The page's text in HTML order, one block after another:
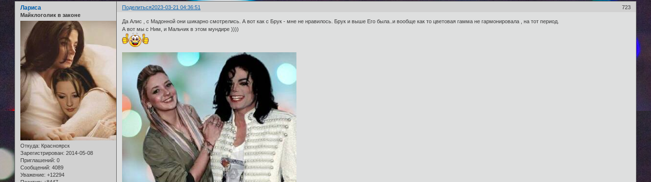
Поделиться 723
2023-03-21 04:36:51
Лариса
Майклоголик в законе
Откуда: Красноярск
Зарегистрирован: 2014-05-08
Приглашений: 0
Сообщений: 4089
Уважение: +12294
Да Алис , с Мадонной они шикарно смотрелись. А вот как с Брук - мне не нравилось. Брук и выше Его была..и вообще как то цветовая гамма не гармонировала , на тот период.
А вот мы с Ним, и Мальчик в этом мундире ))))